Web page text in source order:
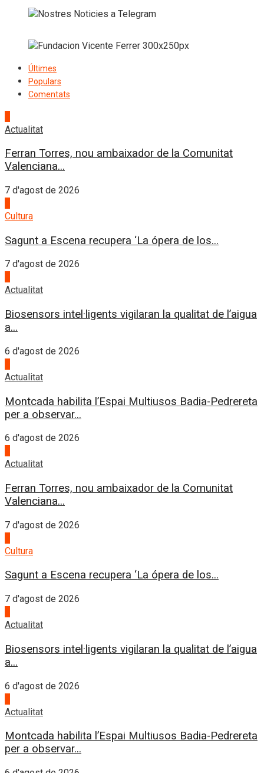
Últimes
Populars
Comentats
Actualitat
Ferran Torres, nou ambaixador de la Comunitat
Valenciana...
7 d'agost de 2026
Cultura
Sagunt a Escena recupera ‘La ópera de los...
7 d'agost de 2026
Actualitat
Biosensors intel·ligents vigilaran la qualitat de l’aigua
a...
6 d'agost de 2026
Actualitat
Montcada habilita l’Espai Multiusos Badia-Pedrereta
per a observar...
6 d'agost de 2026
Actualitat
Ferran Torres, nou ambaixador de la Comunitat
Valenciana...
7 d'agost de 2026
Cultura
Sagunt a Escena recupera ‘La ópera de los...
7 d'agost de 2026
Actualitat
Biosensors intel·ligents vigilaran la qualitat de l’aigua
a...
6 d'agost de 2026
Actualitat
Montcada habilita l’Espai Multiusos Badia-Pedrereta
per a observar...